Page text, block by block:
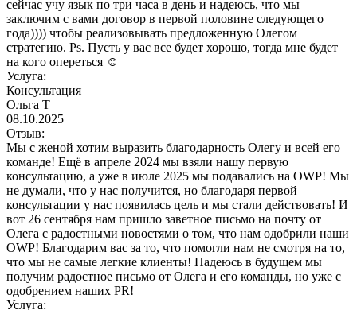
сейчас учу язык по три часа в день и надеюсь, что мы
заключим с вами договор в первой половине следующего
года)))) чтобы реализовывать предложенную Олегом
стратегию. Ps. Пусть у вас все будет хорошо, тогда мне будет
на кого опереться ☺️
Услуга:
Консультация
Ольга Т
08.10.2025
Отзыв:
Мы с женой хотим выразить благодарность Олегу и всей его
команде! Ещё в апреле 2024 мы взяли нашу первую
консультацию, а уже в июле 2025 мы подавались на OWP! Мы
не думали, что у нас получится, но благодаря первой
консультации у нас появилась цель и мы стали действовать! И
вот 26 сентября нам пришло заветное письмо на почту от
Олега с радостными новостями о том, что нам одобрили наши
OWP! Благодарим вас за то, что помогли нам не смотря на то,
что мы не самые легкие клиенты! Надеюсь в будущем мы
получим радостное письмо от Олега и его команды, но уже с
одобрением наших PR!
Услуга: